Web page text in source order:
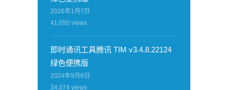
2026年1月7日
41,050 views
即时通讯工具腾讯 TIM v3.4.8.22124
绿色便携版
2024年9月6日
34,074 views